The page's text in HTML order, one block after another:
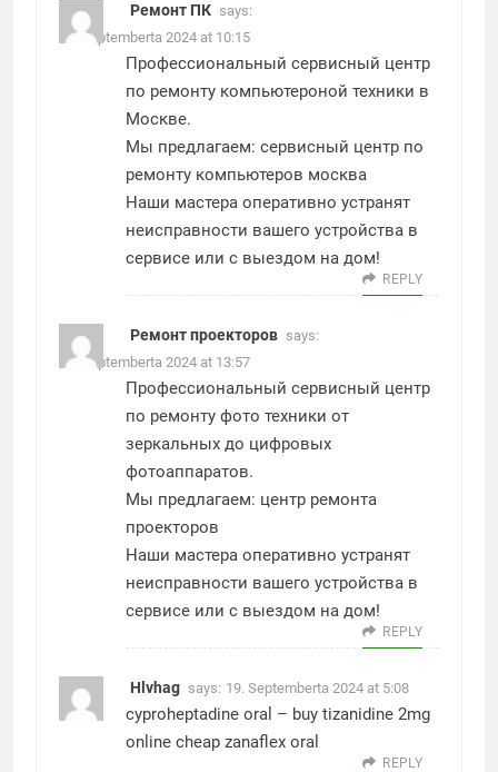
Ремонт ПК says:
18. Septemberta 2024 at 10:15
Профессиональный сервисный центр
по ремонту компьютероной техники в
Москве.
Мы предлагаем: сервисный центр по
ремонту компьютеров москва
Наши мастера оперативно устранят
неисправности вашего устройства в
сервисе или с выездом на дом!
REPLY
Ремонт проекторов says:
18. Septemberta 2024 at 13:57
Профессиональный сервисный центр
по ремонту фото техники от
зеркальных до цифровых
фотоаппаратов.
Мы предлагаем: центр ремонта
проекторов
Наши мастера оперативно устранят
неисправности вашего устройства в
сервисе или с выездом на дом!
REPLY
Hlvhag says: 19. Septemberta 2024 at 5:08
cyproheptadine oral – buy tizanidine 2mg
online cheap zanaflex oral
REPLY